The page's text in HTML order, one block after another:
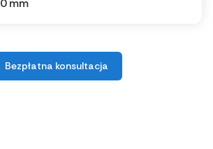
mm
Bezpłatna konsultacja